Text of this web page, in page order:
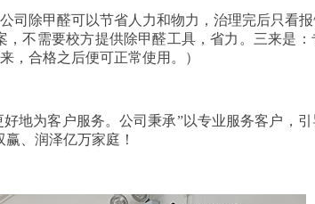
除甲醛可以节省人力和物力，治理完后只看报
不需要校方提供除甲醛工具，省力。三来是
，合格之后便可正常使用。）
地为客户服务。公司秉承”以专业服务客户，
、润泽亿万家庭！